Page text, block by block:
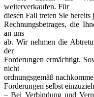
weiterverkaufen. Für
diesen Fall treten Sie
Rechnungsbetrages, die
an uns
ab. Wir nehmen die
der
Forderungen ermächtigt.
nicht
ordnungsgemäß
Forderungen selbst
– Bei Verbindung und